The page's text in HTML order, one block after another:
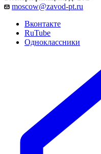
moscow@zavod-pt.ru
Вконтакте
RuTube
Одноклассники